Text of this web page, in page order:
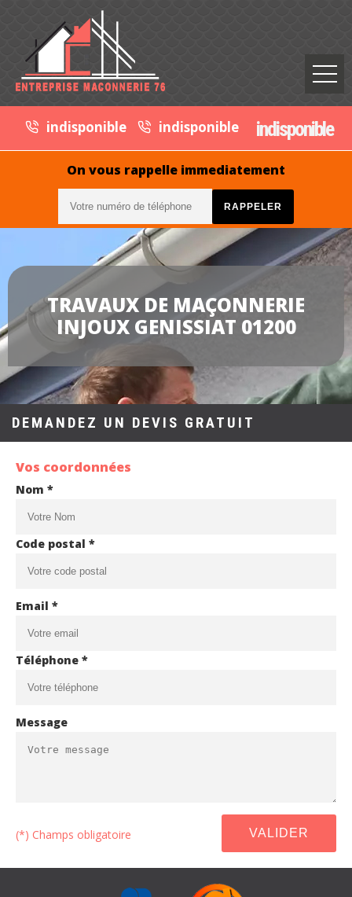
indisponible indisponible indisponible
On vous rappelle immediatement
TRAVAUX DE MAÇONNERIE
INJOUX GENISSIAT 01200
DEMANDEZ UN DEVIS GRATUIT
Vos coordonnées
Nom *
Code postal *
Email *
Téléphone *
Message
(*) Champs obligatoire